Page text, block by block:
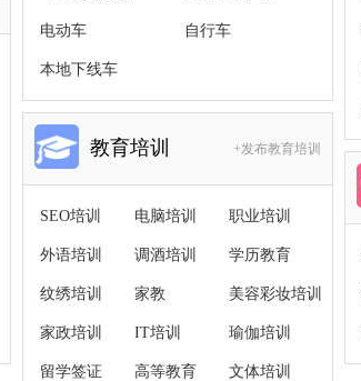
电动车 自行车
本地下线车
教育培训 +发布教育培训
SEO培训 电脑培训 职业培训
外语培训 调酒培训 学历教育
纹绣培训 家教 美容彩妆培训
家政培训 IT培训 瑜伽培训
留学签证 高等教育 文体培训